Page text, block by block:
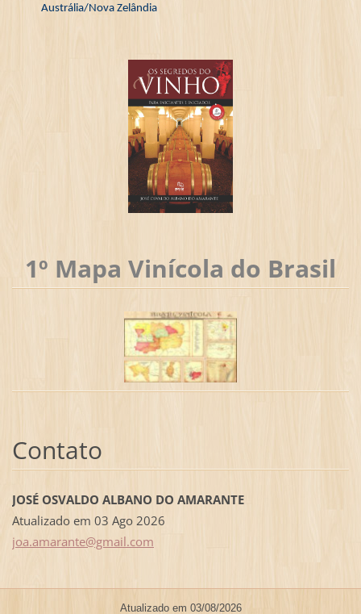
Austrália/Nova Zelândia
1º Mapa Vinícola do Brasil
Contato
JOSÉ OSVALDO ALBANO DO AMARANTE
Atualizado em 03 Ago 2026
joa.amarante@gmail.com
Atualizado em 03/08/2026